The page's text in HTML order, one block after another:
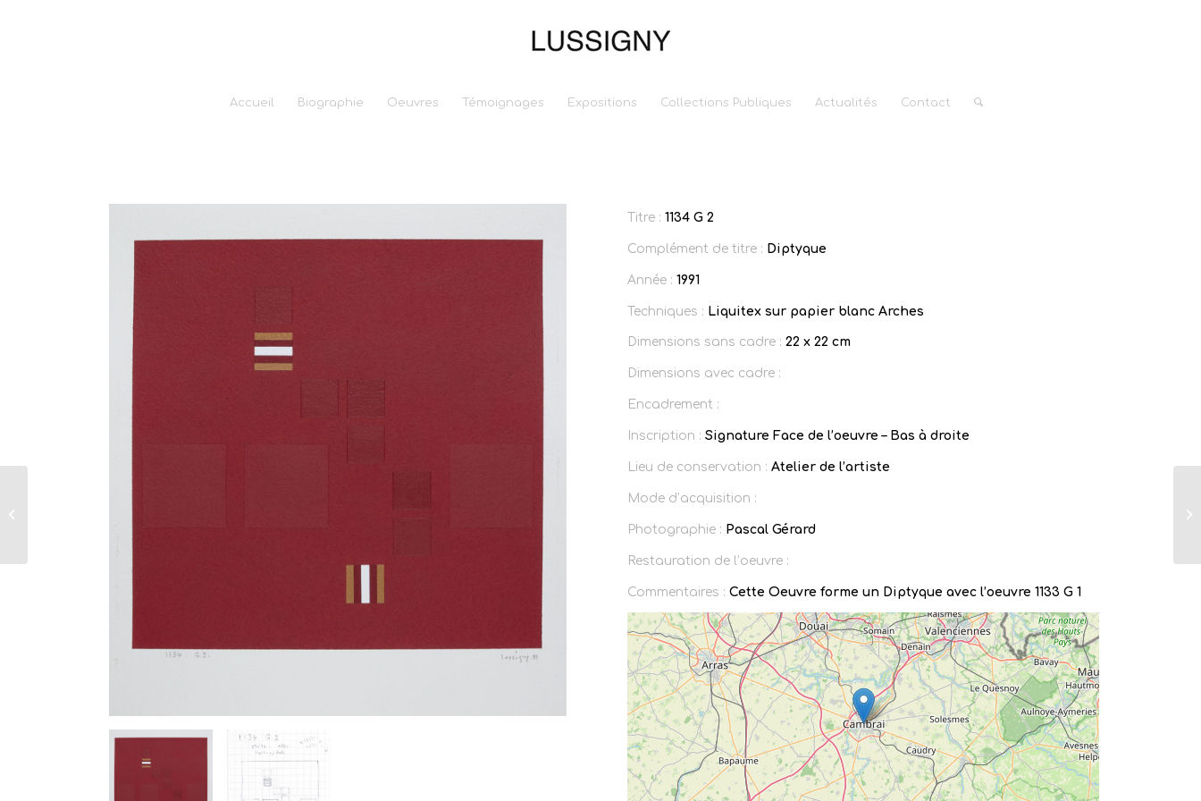
Accueil Biographie Oeuvres Témoignages Expositions Collections Publiques Actualités Contact
Titre : 1134 G 2
Complément de titre : Diptyque
Année : 1991
Techniques : Liquitex sur papier blanc Arches
Dimensions sans cadre : 22 x 22 cm
Dimensions avec cadre :
Encadrement :
Inscription : Signature Face de l’oeuvre – Bas à droite
Lieu de conservation : Atelier de l’artiste
Mode d’acquisition :
Photographie : Pascal Gérard
Restauration de l’oeuvre :
Commentaires : Cette Oeuvre forme un Diptyque avec l’oeuvre 1133 G 1